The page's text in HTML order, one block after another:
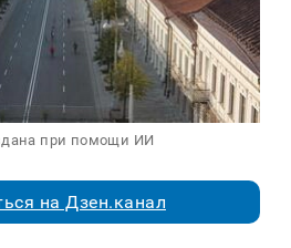
при помощи ИИ
на Дзен.канал